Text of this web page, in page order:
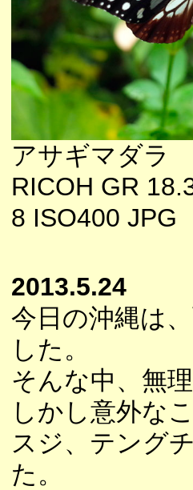
アサギマダラ
RICOH GR
8 ISO400 JPG
2013.5.24
今日の沖縄は
した。
そんな中、無
しかし意外な
スジ、テング
た。